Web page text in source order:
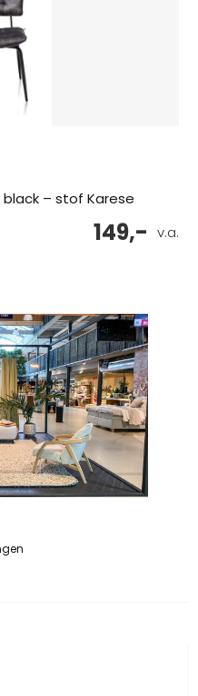
– stof Karese
v.a.
149,-